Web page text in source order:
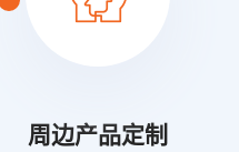
周边产品定制